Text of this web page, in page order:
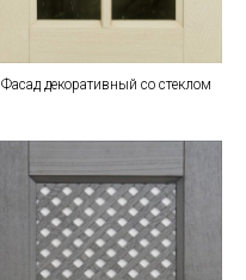
Фасад декоративный со стеклом